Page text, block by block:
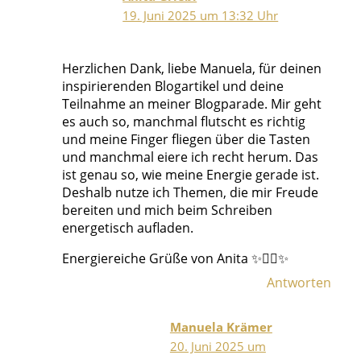
19. Juni 2025 um 13:32 Uhr
Herzlichen Dank, liebe Manuela, für deinen
inspirierenden Blogartikel und deine
Teilnahme an meiner Blogparade. Mir geht
es auch so, manchmal flutscht es richtig
und meine Finger fliegen über die Tasten
und manchmal eiere ich recht herum. Das
ist genau so, wie meine Energie gerade ist.
Deshalb nutze ich Themen, die mir Freude
bereiten und mich beim Schreiben
energetisch aufladen.
Energiereiche Grüße von Anita ✨🙋‍♀️✨
Antworten
Manuela Krämer
20. Juni 2025 um